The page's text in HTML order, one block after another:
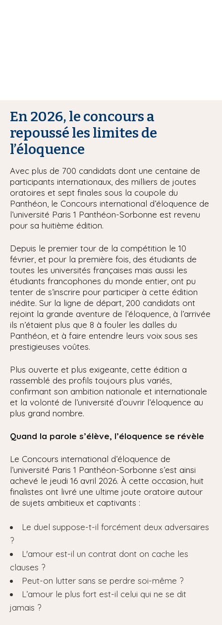
En 2026, le concours a
repoussé les limites de
l’éloquence
Avec plus de 700 candidats dont une centaine de
participants internationaux, des milliers de joutes
oratoires et sept finales sous la coupole du
Panthéon, le Concours international d’éloquence de
l’université Paris 1 Panthéon-Sorbonne est revenu
pour sa huitième édition.
Depuis le premier tour de la compétition le 10
février, et pour la première fois, des étudiants de
toutes les universités françaises mais aussi les
étudiants francophones du monde entier, ont pu
tenter de s’inscrire pour participer à cette édition
inédite. Sur la ligne de départ, 200 candidats ont
rejoint la grande aventure de l’éloquence, à l’arrivée
ils n’étaient plus que 8 à fouler les dalles du
Panthéon, et à faire entendre leurs voix sous ses
prestigieuses voûtes.
Plus ouverte et plus exigeante, cette édition a
rassemblé des profils toujours plus variés,
confirmant son ambition nationale et internationale
et la volonté de l’université d’ouvrir l’éloquence au
plus grand nombre.
Quand la parole s’élève, l’éloquence se révèle
Le Concours international d’éloquence de
l’université Paris 1 Panthéon-Sorbonne s’est ainsi
achevé le jeudi 16 avril 2026. À cette occasion, huit
finalistes ont livré une ultime joute oratoire autour
de sujets ambitieux et captivants :
Le duel suppose-t-il forcément deux adversaires
?
L'amour est-il un contrat dont on cache les
clauses ?
Peut-on lutter sans se perdre soi-même ?
L’amour le plus fort est-il celui qui ne se dit
jamais ?